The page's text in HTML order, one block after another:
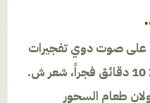
على صوت دوي تفجيرات
متتالية. فنحو الساعة الرابعة الا 10 دقائق فجراً، شعر ش.
طعام السحور